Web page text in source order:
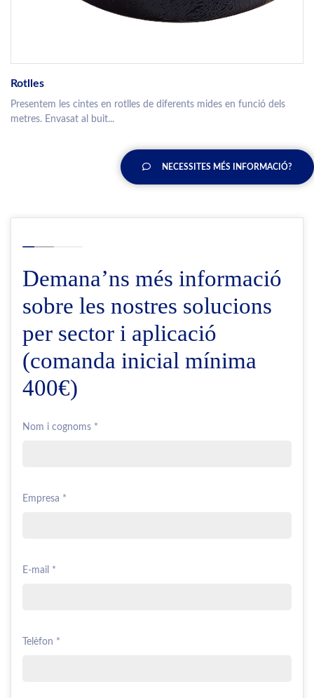
Rotlles
Presentem les cintes en rotlles de diferents mides en funció dels
metres. Envasat al buit...
NECESSITES MÉS INFORMACIÓ?
Demana’ns més informació
sobre les nostres solucions
per sector i aplicació
(comanda inicial mínima
400€)
Nom i cognoms *
Empresa *
E-mail *
Telèfon *